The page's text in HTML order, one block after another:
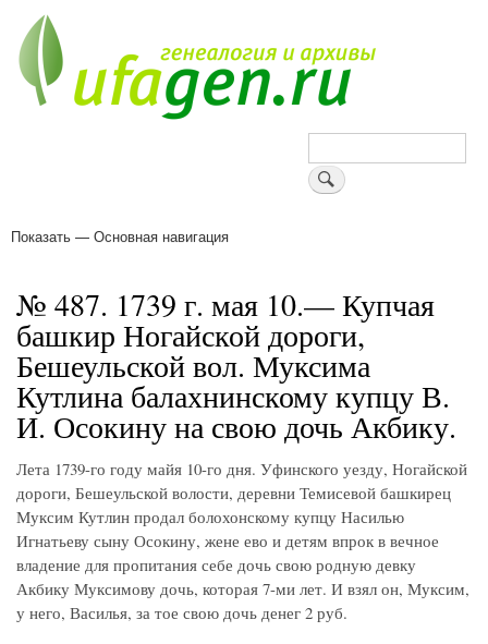
основному
содержанию
Поиск
Основная
Показать — Основная навигация
№ 487. 1739 г. мая 10.— Купчая
башкир Ногайской дороги,
Бешеульской вол. Муксима
Кутлина балахнинскому купцу В.
И. Осокину на свою дочь Акбику.
Лета 1739-го году майя 10-го дня. Уфинского уезду, Ногайской
дороги, Бешеульской волости, деревни Темисевой башкирец
Муксим Кутлин продал болохонскому купцу Насилью
Игнатьеву сыну Осокину, жене ево и детям впрок в вечное
владение для пропитания себе дочь свою родную девку
Акбику Муксимову дочь, которая 7-ми лет. И взял он, Муксим,
у него, Василья, за тое свою дочь денег 2 руб.